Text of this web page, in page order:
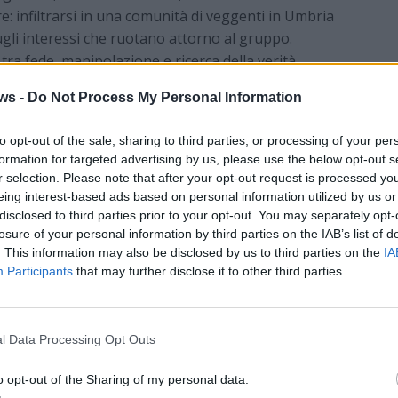
- Do Not Process My Personal Information
opt-out of the sale, sharing to third parties, or processing of your
for targeted advertising by us, please use the below opt-out
selection. Please note that after your opt-out request is processed
interest-based ads based on personal information utilized by us
to third parties prior to your opt-out. You may separately
of your personal information by third parties on the IAB’s list of
This information may also be disclosed by us to third parties on the
Participants that may further disclose it to other third parties.
Data Processing Opt Outs
opt-out of the Sharing of my personal data.
infiltrarsi in una comunità di veggenti in Umbria
interessi che ruotano attorno al gruppo.
fede, manipolazione e ricerca della verità.
del commissario “Pinguino”
20 giugno alle 18.30 al Mondadori Bookstore
(nella foto), scrittore, poeta e sceneggiatore tra
contemporaneo.
del tartufo” (Rizzoli, 2026), terzo capitolo
Gualtiero Bova, soprannominato “il Pinguino”.
del pubblico e della critica nel 2024 con “L’ultimo
che gli è valso il Premio Scerbanenco. Nel
si trova a indagare sull’omicidio del pittore Titti
già programmato il proprio suicidio assistito.
le colline delle Langhe e che promette di